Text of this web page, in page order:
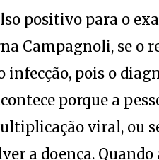
positivo para o
Campagnoli, se o
infecção, pois o
porque a
viral, ou
a doença.